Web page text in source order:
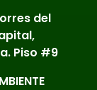
del
Piso #9